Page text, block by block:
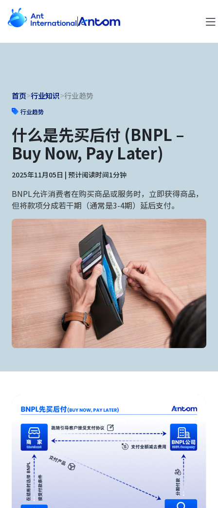
首页>行业知识>行业趋势
行业趋势
什么是先买后付 (BNPL –
Buy Now, Pay Later)
2025年11月05日 | 预计阅读时间1分钟
BNPL允许消费者在购买商品或服务时，立即获得商品，
但将款项分成若干期（通常是3-4期）延后支付。